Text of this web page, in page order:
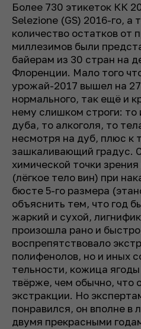
Более 730 этикеток КК
Selezione (GS) 2016-го, а
количество остатков от
миллезимов были
байерам из 30 стран на
Флоренции. Мало того
урожай-2017 вышел на
нормального, так ещё и
нему слишком строги: то
дуба, то алкоголя, то
несмотря на дуб, плюс к
зашкаливающий градус.
химической точки
(лёгкое тело вин) при
бюсте 5-го размера
объяснить тем, что год
жаркий и сухой,
произошла рано и
воспрепятствовало
полифенолов, но и иных
тельности, кожица
твёрже, чем обычно, что
экстракции. Но
понравился, он вполне
двумя прекрасными